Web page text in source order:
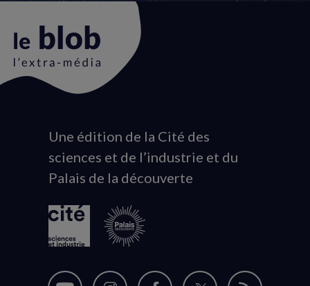
Animation
du
logo
Une édition de la Cité des
sciences et de l’industrie et du
Palais de la découverte